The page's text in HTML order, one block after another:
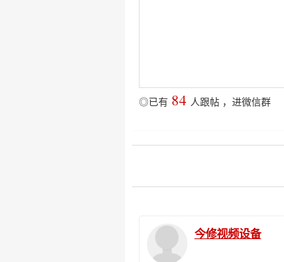
◎已有 84 人跟帖 ， 进微信群
今修视频设备